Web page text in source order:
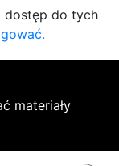
dostęp do tych
materiały